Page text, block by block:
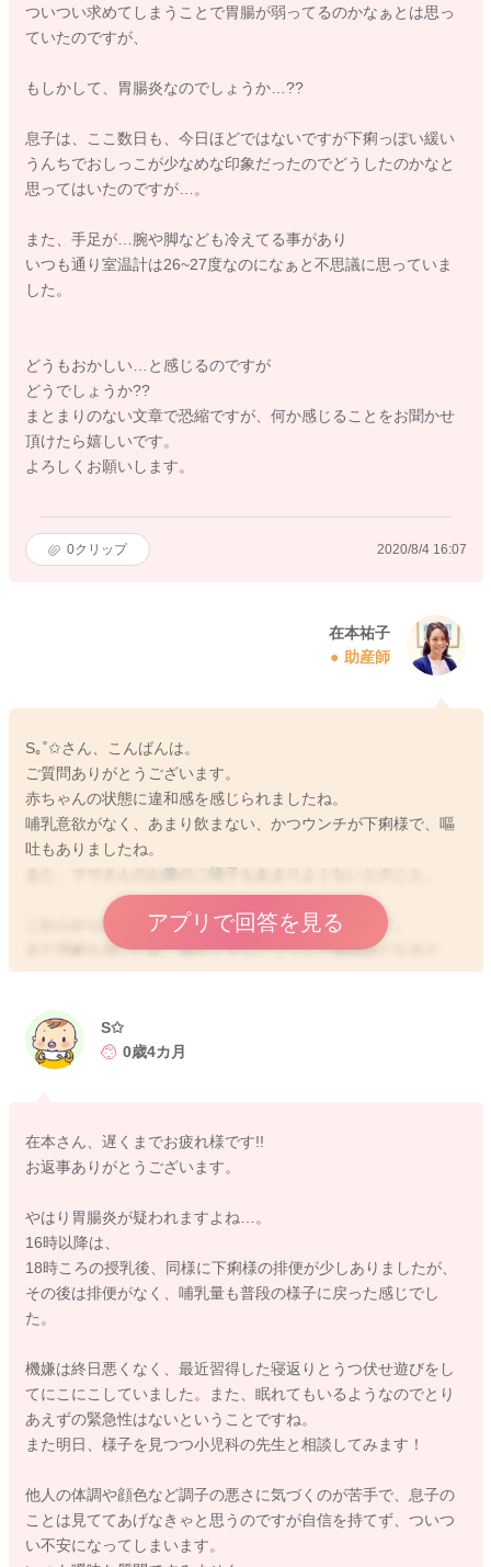
ついつい求めてしまうことで胃腸が弱ってるのかなぁとは思っ
ていたのですが、
もしかして、胃腸炎なのでしょうか…??
息子は、ここ数日も、今日ほどではないですが下痢っぽい緩い
うんちでおしっこが少なめな印象だったのでどうしたのかなと
思ってはいたのですが…。
また、手足が…腕や脚なども冷えてる事があり
いつも通り室温計は26~27度なのになぁと不思議に思っていま
した。
どうもおかしい…と感じるのですが
どうでしょうか??
まとまりのない文章で恐縮ですが、何か感じることをお聞かせ
頂けたら嬉しいです。
よろしくお願いします。
0クリップ 2020/8/4 16:07
在本祐子
助産師
S｡˚✩さん、こんばんは。
ご質問ありがとうございます。
赤ちゃんの状態に違和感を感じられましたね。
哺乳意欲がなく、あまり飲まない、かつウンチが下痢様で、嘔
吐もありましたね。
また、ママさんのお腹のご様子もあまりよくないとのこと。
これらから考えますと胃腸炎の可能性がありそうです。
まだ月齢も浅いため、哺乳できないプラス下痢頻回となると、
脱水になってしまう可能性があります。
が、ご相談いただきました4時以降も全く排尿がなく不機嫌で、
哺乳できず、嘔吐下痢続くなど状況が悪そうであれば、小児救
とりあえず、眠れていて、寝る前に排尿があり、少量でも哺乳
ご検討くださいね。
よろしくお願いします。
アプリで回答を見る
2020/8/4 23:09
S✩
0歳4カ月
在本さん、遅くまでお疲れ様です!!
お返事ありがとうございます。
やはり胃腸炎が疑われますよね…。
16時以降は、
18時ころの授乳後、同様に下痢様の排便が少しありましたが、
その後は排便がなく、哺乳量も普段の様子に戻った感じでし
た。
機嫌は終日悪くなく、最近習得した寝返りとうつ伏せ遊びをし
てにこにこしていました。また、眠れてもいるようなのでとり
あえずの緊急性はないということですね。
また明日、様子を見つつ小児科の先生と相談してみます！
他人の体調や顔色など調子の悪さに気づくのが苦手で、息子の
ことは見ててあげなきゃと思うのですが自信を持てず、ついつ
い不安になってしまいます。